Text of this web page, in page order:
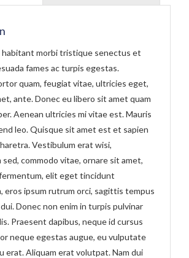
habitant morbi tristique senectus et
fames ac turpis egestas.
quam, feugiat vitae, ultricies eget,
ante. Donec eu libero sit amet quam
Aenean ultricies mi vitae est. Mauris
leo. Quisque sit amet est et sapien
Vestibulum erat wisi,
commodo vitae, ornare sit amet,
elit eget tincidunt
eros ipsum rutrum orci, sagittis tempus
Donec non enim in turpis pulvinar
Praesent dapibus, neque id cursus
neque egestas augue, eu vulputate
erat. Aliquam erat volutpat. Nam dui